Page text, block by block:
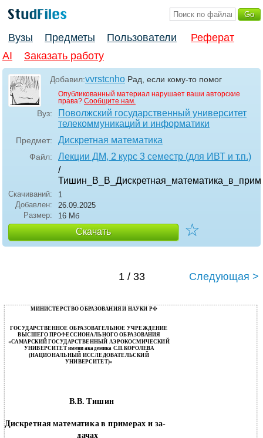
Вузы Предметы Пользователи
Реферат
AI
Заказать работу
Добавил:vvrstcnho Рад, если кому-то помог
Опубликованный материал нарушает ваши авторские
права? Сообщите нам.
Вуз:
Поволжский государственный университет
телекоммуникаций и информатики
Предмет: Дискретная математика
Файл:
Лекции ДМ, 2 курс 3 семестр (для ИВТ и т.п.)
/
Скачиваний:
1
Добавлен:
26.09.2025
Размер:
16 Мб
Скачать ☆
1 / 33 Следующая >
МИНИСТЕРСТВО ОБРАЗОВАНИЯ И НАУКИ РФ
ГОСУДАРСТВЕННОЕ ОБРАЗОВАТЕЛЬНОЕ УЧРЕЖДЕНИЕ
ВЫСШЕГО ПРОФЕССИОНАЛЬНОГО ОБРАЗОВАНИЯ
«САМАРСКИЙ ГОСУДАРСТВЕННЫЙ АЭРОКОСМИЧЕСКИЙ
УНИВЕРСИТЕТ имени академика С.П.КОРОЛЕВА
(НАЦИОНАЛЬНЫЙ ИССЛЕДОВАТЕЛЬСКИЙ
УНИВЕРСИТЕТ)»
В.В. Тишин
Дискретная математика в примерах и за­
дачах